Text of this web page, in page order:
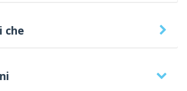
che